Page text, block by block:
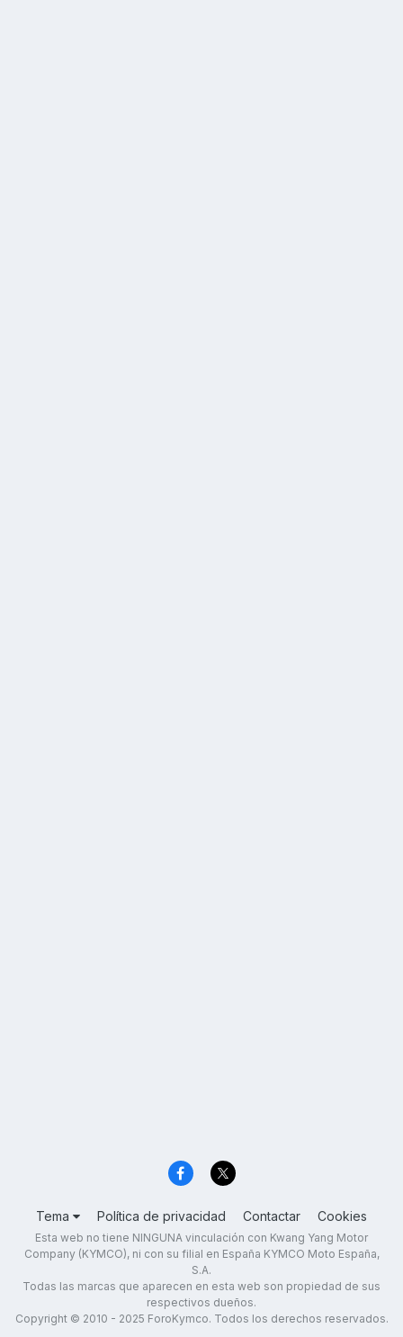
Tema Política de privacidad Contactar Cookies
Esta web no tiene NINGUNA vinculación con Kwang Yang Motor
Company (KYMCO), ni con su filial en España KYMCO Moto España,
S.A.
Todas las marcas que aparecen en esta web son propiedad de sus
respectivos dueños.
Copyright © 2010 - 2025 ForoKymco. Todos los derechos reservados.